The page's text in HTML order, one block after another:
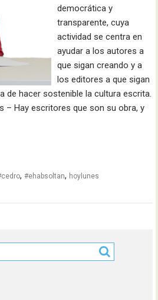
democrática y
transparente, cuya
actividad se centra en
ayudar a los autores a
que sigan creando y a
los editores a que sigan
de hacer sostenible la cultura escrita.
– Hay escritores que son su obra, y
,#ehabsoltan, hoylunes